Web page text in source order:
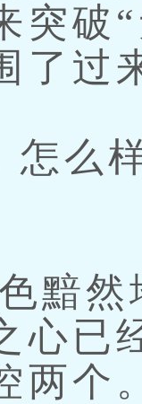
突破
了过
么
黯然
心已
两个